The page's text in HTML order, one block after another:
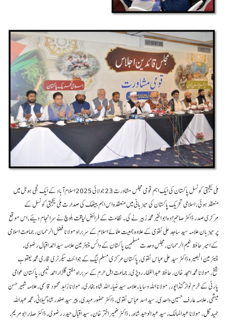
ملی یکجہتی کونسل پاکستان کی ایک اہم قومی مجلس مشاورت 23 جولائی 2025 اسلام آباد کے ایک نجی ہوٹل میں
منعقد ہوئی، اسلامی تحریک پاکستان کی میزبانی میں منعقدہ اس اہم بیٹھک کی صدارت ملی یکجہتی کونسل کے
مرکزی صدر ڈاکٹر صاحبزادہ ابو الخیر محمد زبیر نے کی۔ نظامت کے فرائض لیاقت بلوچ نے سرانجام دیئے، اس موقع
پر میزبان علامہ سید ساجد علی نقوی کے علاوہ جمعیت علمائے اسلام کے سربراہ مولانا فضل الرحمان، جماعت اسلامی
کے امیر حافظ نعیم الرحمان، مجلس وحدت مسلمین پاکستان کے وائس چیئرمین علامہ سید احمد اقبال رضوی،
چیئرمین البصیرہ ڈاکٹر سید علی عباس نقوی، پاکستان مرکزی مسلم لیگ کے جوائنٹ سیکرٹری قاری محمد یعقوب
شیخ، مولانا محمد امجد خان، حافظ عبدالغفار روپڑی، جماعت اہل حرم کے سربراہ مفتی گلزار احمد نعیمی، پاکستان عوامی
پارٹی کے خرم نواز گنڈاپور، مولانا اللہ وسایا، علامہ سید ضیاء اللہ شاہ بخاری، مولانا زاہد محمود قاسمی، علامہ شبیر حسن
میثمی، علامہ عارف حسین واحدی، سید اسد عباس نقوی، ڈاکٹر حضور مہدی، پیر سید صفدر شاہ گیلانی، محمد عبداللہ
حمید گل، مولانا عبدالمالک، سید عبدالوحید شاہ، ، ڈاکٹر ضمیر اختر خان، سید اقبال حیدر رضوی، ڈاکٹر صابر ابو مریم،